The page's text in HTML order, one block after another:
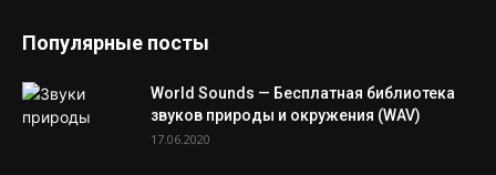
Популярные посты
World Sounds — Бесплатная библиотека
звуков природы и окружения (WAV)
17.06.2020